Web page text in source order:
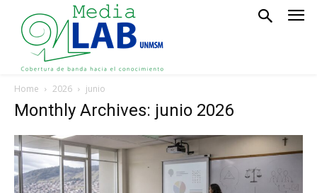
Home 2026 junio
Monthly Archives: junio 2026